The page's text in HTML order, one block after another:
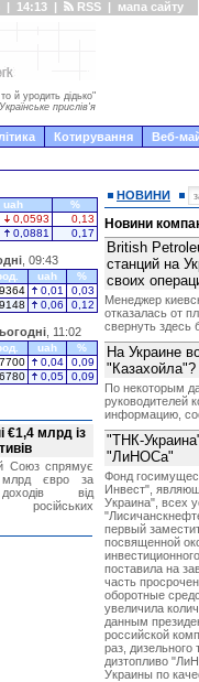
| 14:13 | RSS | мапа сайту
й уродить дідько"
Українське прислів'я
Котирування Веб-
НОВИНИ
Новини
British
станций на
своих
Менеджер
отказалась от
свернуть здесь
На Украине
"Казахойла"?
По некоторым
руководителей
информацию,
"ТНК-
"ЛиНОСа"
Фонд
Инвест",
Украина", всех
первый
посвященной
поставила на
часть
оборотные
увеличила
данным
российской
раз,
дизтопливо
Украины по
uah
%
0,0593
0,13
0,0881 0,17
, 09:43
uah
%
0,01
0,03
0,06 0,12
, 11:02
uah
%
0,04
0,09
0,05 0,09
€1,4 млрд із
Союз спрямує
млрд євро за
від
російських